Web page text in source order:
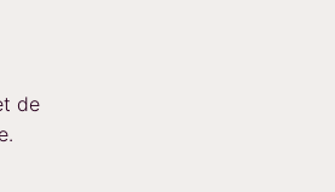
de